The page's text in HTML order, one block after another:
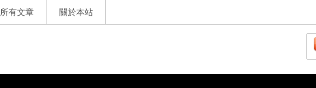
所有文章 關於本站